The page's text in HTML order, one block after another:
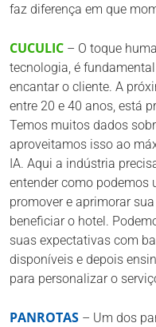
faz diferença em que
CUCULIC – O toque
tecnologia, é
encantar o cliente. A
entre 20 e 40 anos, está
Temos muitos dados
aproveitamos isso ao
IA. Aqui a indústria
entender como podemos
promover e aprimorar
beneficiar o hotel.
suas expectativas com
disponíveis e depois
para personalizar o
PANROTAS – Um dos